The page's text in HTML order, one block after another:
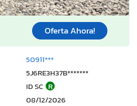
Oferta Ahora!
50911***
5J6RE3H37B*******
ID SC R
08/12/2026